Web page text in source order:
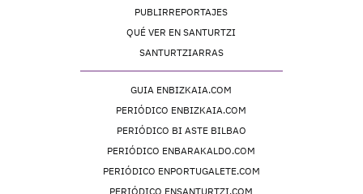
PUBLIRREPORTAJES
QUÉ VER EN SANTURTZI
SANTURTZIARRAS
GUIA ENBIZKAIA.COM
PERIÓDICO ENBIZKAIA.COM
PERIÓDICO BI ASTE BILBAO
PERIÓDICO ENBARAKALDO.COM
PERIÓDICO ENPORTUGALETE.COM
PERIÓDICO ENSANTURTZI.COM